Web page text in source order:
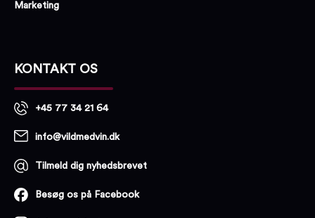
Marketing
KONTAKT OS
+45 77 34 21 64
info@vildmedvin.dk
Tilmeld dig nyhedsbrevet
Besøg os på Facebook